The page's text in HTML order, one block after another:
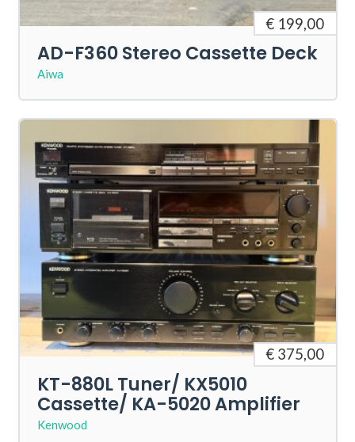
€ 199,00
AD-F360 Stereo Cassette Deck
Aiwa
€ 375,00
KT-880L Tuner/ KX5010
Cassette/ KA-5020 Amplifier
Kenwood